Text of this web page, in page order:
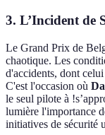
3. L’Incident de
Le Grand Prix de
chaotique. Les
d'accidents, dont
C'est l'occasion où
le seul pilote à
lumière l'importance
initiatives de sécurité